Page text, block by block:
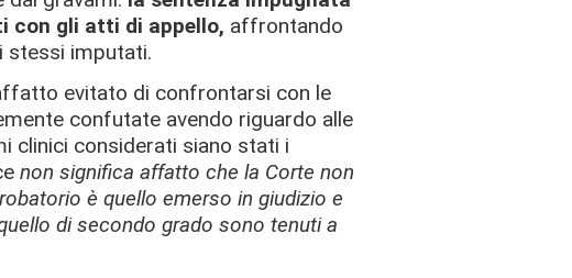
con gli atti di appello, affrontando
stessi imputati.
evitato di confrontarsi con le
confutate avendo riguardo alle
clinici considerati siano stati i
non significa affatto che la Corte non
è quello emerso in giudizio e
di secondo grado sono tenuti a